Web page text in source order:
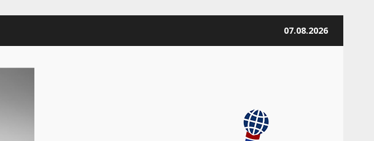
07.08.2026
Sham-news Info